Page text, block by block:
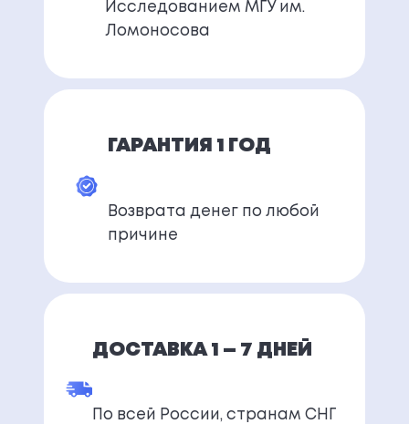
Исследованием МГУ им.
Ломоносова
ГАРАНТИЯ 1 ГОД
Возврата денег по любой
причине
ДОСТАВКА 1 — 7 ДНЕЙ
По всей России, странам СНГ